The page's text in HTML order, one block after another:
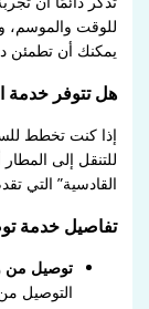
للوقت والموسم،
يمكنك أن تطمئن
هل تتوفر خدمة
إذا كنت تخطط
للتنقل إلى
القادسية” التي
تفاصيل خدمة
توصيل من
التوصيل